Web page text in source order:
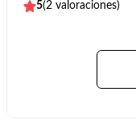
5(2 valoraciones)